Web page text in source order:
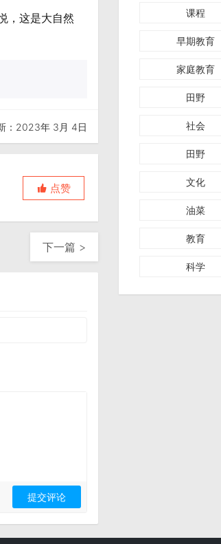
，这是大自然
：2023年 3月 4日
点赞
下一篇 >
课程
早期教育
家庭教育
田野
社会
田野
文化
油菜
教育
科学